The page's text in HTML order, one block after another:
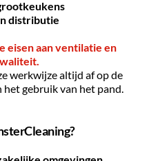
distributie
eisen aan ventilatie en
werkwijze altijd af op de
het gebruik van het pand.